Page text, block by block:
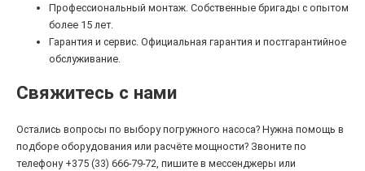
Профессиональный монтаж. Собственные бригады с опытом
более 15 лет.
Гарантия и сервис. Официальная гарантия и постгарантийное
обслуживание.
Свяжитесь с нами
Остались вопросы по выбору погружного насоса? Нужна помощь в
подборе оборудования или расчёте мощности? Звоните по
телефону +375 (33) 666-79-72, пишите в мессенджеры или